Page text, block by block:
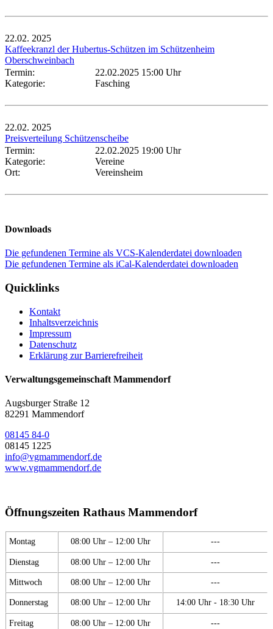
22.02. 2025
Kaffeekranzl der Hubertus-Schützen im Schützenheim
Oberschweinbach
Termin:
22.02.2025 15:00 Uhr
Kategorie:
Fasching
22.02. 2025
Preisverteilung Schützenscheibe
Termin:
22.02.2025 19:00 Uhr
Kategorie:
Vereine
Ort:
Vereinsheim
Downloads
Die gefundenen Termine als VCS-Kalenderdatei downloaden
Die gefundenen Termine als iCal-Kalenderdatei downloaden
Quicklinks
Kontakt
Inhaltsverzeichnis
Impressum
Datenschutz
Erklärung zur Barrierefreiheit
Verwaltungsgemeinschaft Mammendorf
Augsburger Straße 12
82291 Mammendorf
08145 84-0
08145 1225
info@vgmammendorf.de
www.vgmammendorf.de
Öffnungszeiten Rathaus Mammendorf
Montag 08:00 Uhr – 12:00 Uhr ---
Dienstag 08:00 Uhr – 12:00 Uhr ---
Mittwoch 08:00 Uhr – 12:00 Uhr ---
Donnerstag 08:00 Uhr – 12:00 Uhr 14:00 Uhr - 18:30 Uhr
Freitag 08:00 Uhr – 12:00 Uhr ---